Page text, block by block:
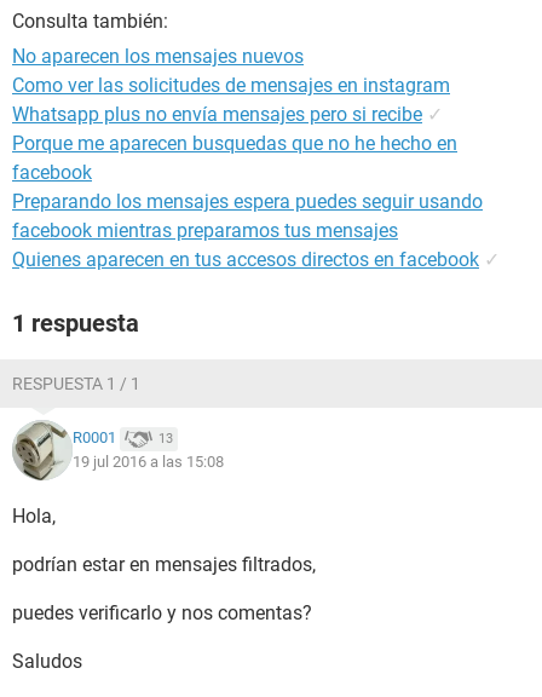
Consulta también:
No aparecen los mensajes nuevos
Como ver las solicitudes de mensajes en instagram
Whatsapp plus no envía mensajes pero si recibe ✓
Porque me aparecen busquedas que no he hecho en
facebook
Preparando los mensajes espera puedes seguir usando
facebook mientras preparamos tus mensajes
Quienes aparecen en tus accesos directos en facebook ✓
1 respuesta
RESPUESTA 1 / 1
R0001 13
19 jul 2016 a las 15:08
Hola,
podrían estar en mensajes filtrados,
puedes verificarlo y nos comentas?
Saludos